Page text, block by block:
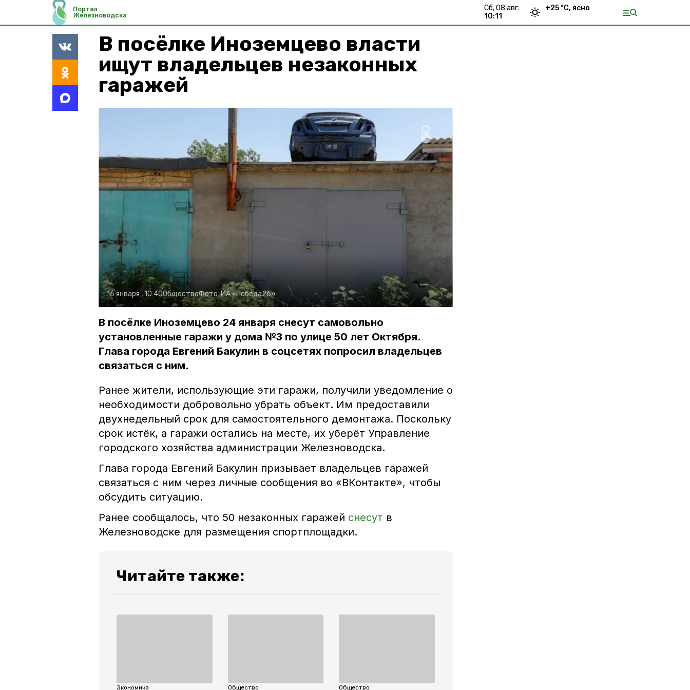
Портал
Железноводска
сб, 08 авг.
10:11
+25 °С, ясно
В посёлке Иноземцево власти
ищут владельцев незаконных
гаражей
16 января , 10:40ОбществоФото:ИА «Победа26»
В посёлке Иноземцево 24 января снесут самовольно
установленные гаражи у дома №3 по улице 50 лет Октября.
Глава города Евгений Бакулин в соцсетях попросил владельцев
связаться с ним.
Ранее жители, использующие эти гаражи, получили уведомление о
необходимости добровольно убрать объект. Им предоставили
двухнедельный срок для самостоятельного демонтажа. Поскольку
срок истёк, а гаражи остались на месте, их уберёт Управление
городского хозяйства администрации Железноводска.
Глава города Евгений Бакулин призывает владельцев гаражей
связаться с ним через личные сообщения во «ВКонтакте», чтобы
обсудить ситуацию.
Ранее сообщалось, что 50 незаконных гаражей снесут в
Железноводске для размещения спортплощадки.
Читайте также:
Экономика Общество Общество